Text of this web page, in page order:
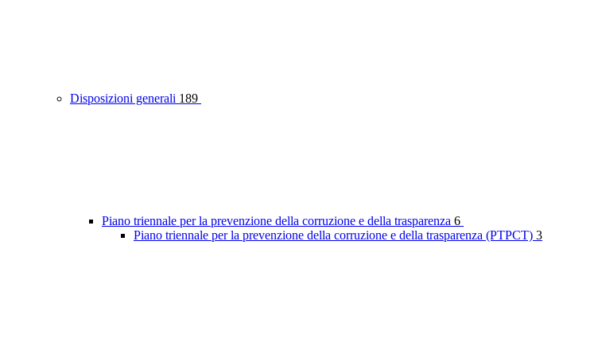
Disposizioni generali 189
Piano triennale per la prevenzione della corruzione e della trasparenza 6
Piano triennale per la prevenzione della corruzione e della trasparenza (PTPCT) 3